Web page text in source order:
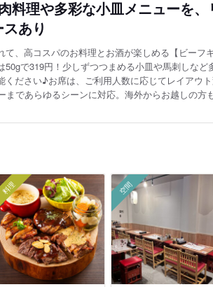
料理や多彩な小皿メニューを
あり
て、高コスパのお料理とお酒が楽しめる【ビーフ
で319円！少しずつつまめる小皿や馬刺しなど
ください♪お席は、ご利用人数に応じてレイアウ
まであらゆるシーンに対応。海外からお越しの方
料理 空間